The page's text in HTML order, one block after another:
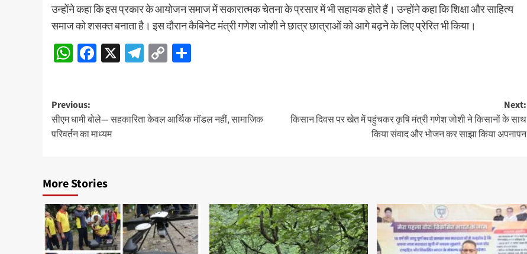
उन्होंने कहा कि इस प्रकार के आयोजन समाज में सकारात्मक चेतना के प्रसार में भी सहायक होते हैं। उन्होंने कहा कि शिक्षा और साहित्य
समाज को शसक्त बनाता है। इस दौरान कैबिनेट मंत्री गणेश जोशी ने छात्र छात्राओं को आगे बढ़ने के लिए प्रेरित भी किया।
WhatsApp
Facebook
X Telegram
Copy
Post
navigation
Previous:
सीएम धामी बोले— सहकारिता केवल आर्थिक मॉडल नहीं, सामाजिक
परिवर्तन का माध्यम
Next:
किसान दिवस पर खेत में पहुंचकर कृषि मंत्री गणेश जोशी ने किसानों के साथ
किया संवाद और भोजन कर साझा किया अपनापन
More Stories